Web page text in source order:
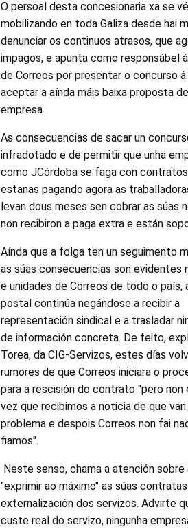
O persoal desta concesionaria xa se
mobilizando en toda Galiza desde hai
denunciar os continuos atrasos, que
impagos, e apunta como responsábel
de Correos por presentar o concurso á
aceptar a aínda máis baixa proposta
empresa.
As consecuencias de sacar un
infradotado e de permitir que unha
como JCórdoba se faga con
estanas pagando agora as
levan dous meses sen cobrar as súas
non recibiron a paga extra e están
Aínda que a folga ten un seguimento
as súas consecuencias son evidentes
e unidades de Correos de todo o país,
postal continúa negándose a recibir a
representación sindical e a trasladar
de información concreta. De feito,
Torea, da CIG-Servizos, estes días
rumores de que Correos iniciara o
para a rescisión do contrato "pero non
vez que recibimos a noticia de que
problema e despois Correos non fai
fiamos".
Neste senso, chama a atención
"exprimir ao máximo" as súas
externalización dos servizos. Advirte
custe real do servizo, ningunha